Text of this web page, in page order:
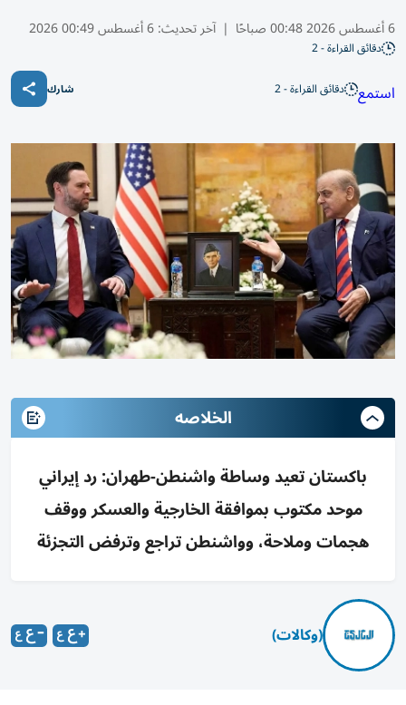
6 أغسطس 2026 00:48 صباحًا | آخر تحديث:6 أغسطس 00:49 2026
دقائق القراءة - 2
استمع دقائق القراءة - 2 شارك
الخلاصه
باكستان تعيد وساطة واشنطن-طهران: رد إيراني
موحد مكتوب بموافقة الخارجية والعسكر ووقف
هجمات وملاحة، وواشنطن تراجع وترفض التجزئة
(وكالات)